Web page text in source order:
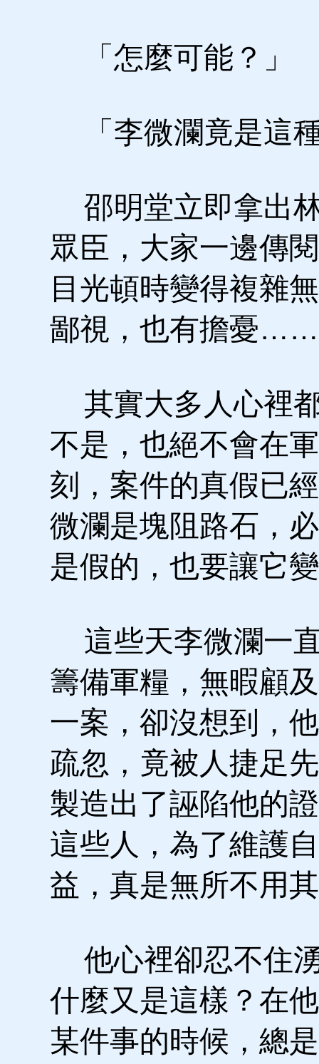
「怎麼可能？」
「李微瀾竟是這
邵明堂立即拿出
眾臣，大家一邊傳
目光頓時變得複雜
鄙視，也有擔憂……
其實大多人心裡
不是，也絕不會在
刻，案件的真假已
微瀾是塊阻路石，
是假的，也要讓它
這些天李微瀾一
籌備軍糧，無暇顧
一案，卻沒想到，
疏忽，竟被人捷足
製造出了誣陷他的
這些人，為了維護
益，真是無所不用
他心裡卻忍不住
什麼又是這樣？在
某件事的時候，總